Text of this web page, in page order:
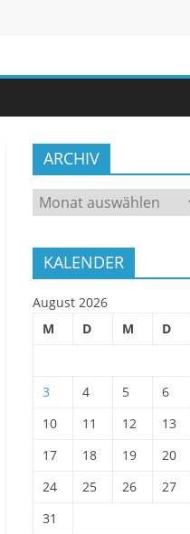
ARCHIV
ARCHIV
KALENDER
August 2026
M
D M D
3
4 5 6
10
11 12 13
17
18 19 20
24
25 26 27
31